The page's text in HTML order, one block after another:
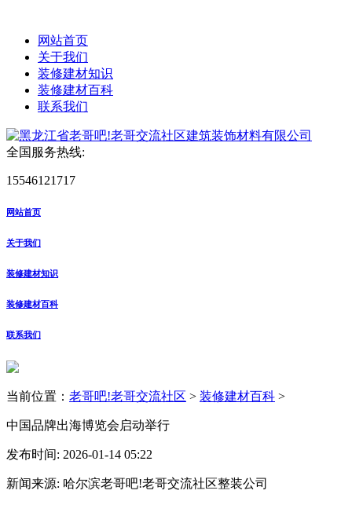
网站首页
关于我们
装修建材知识
装修建材百科
联系我们
全国服务热线:
15546121717
网站首页
关于我们
装修建材知识
装修建材百科
联系我们
当前位置： 老哥吧!老哥交流社区 > 装修建材百科 >
中国品牌出海博览会启动举行
发布时间: 2026-01-14 05:22
新闻来源: 哈尔滨老哥吧!老哥交流社区整装公司